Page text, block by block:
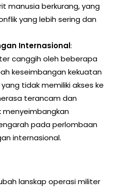
manusia berkurang, yang
yang lebih sering dan
Internasional:
canggih oleh beberapa
keseimbangan kekuatan
tidak memiliki akses ke
terancam dan
menyeimbangkan
pada perlombaan
internasional.
lanskap operasi militer